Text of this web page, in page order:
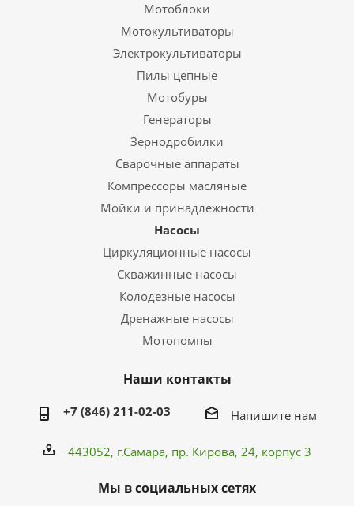
Мотоблоки
Мотокультиваторы
Электрокультиваторы
Пилы цепные
Мотобуры
Генераторы
Зернодробилки
Сварочные аппараты
Компрессоры масляные
Мойки и принадлежности
Насосы
Циркуляционные насосы
Скважинные насосы
Колодезные насосы
Дренажные насосы
Мотопомпы
Наши контакты
+7 (846) 211-02-03 Напишите нам
443052, г.Самара, пр. Кирова, 24, корпус 3
Мы в социальных сетях